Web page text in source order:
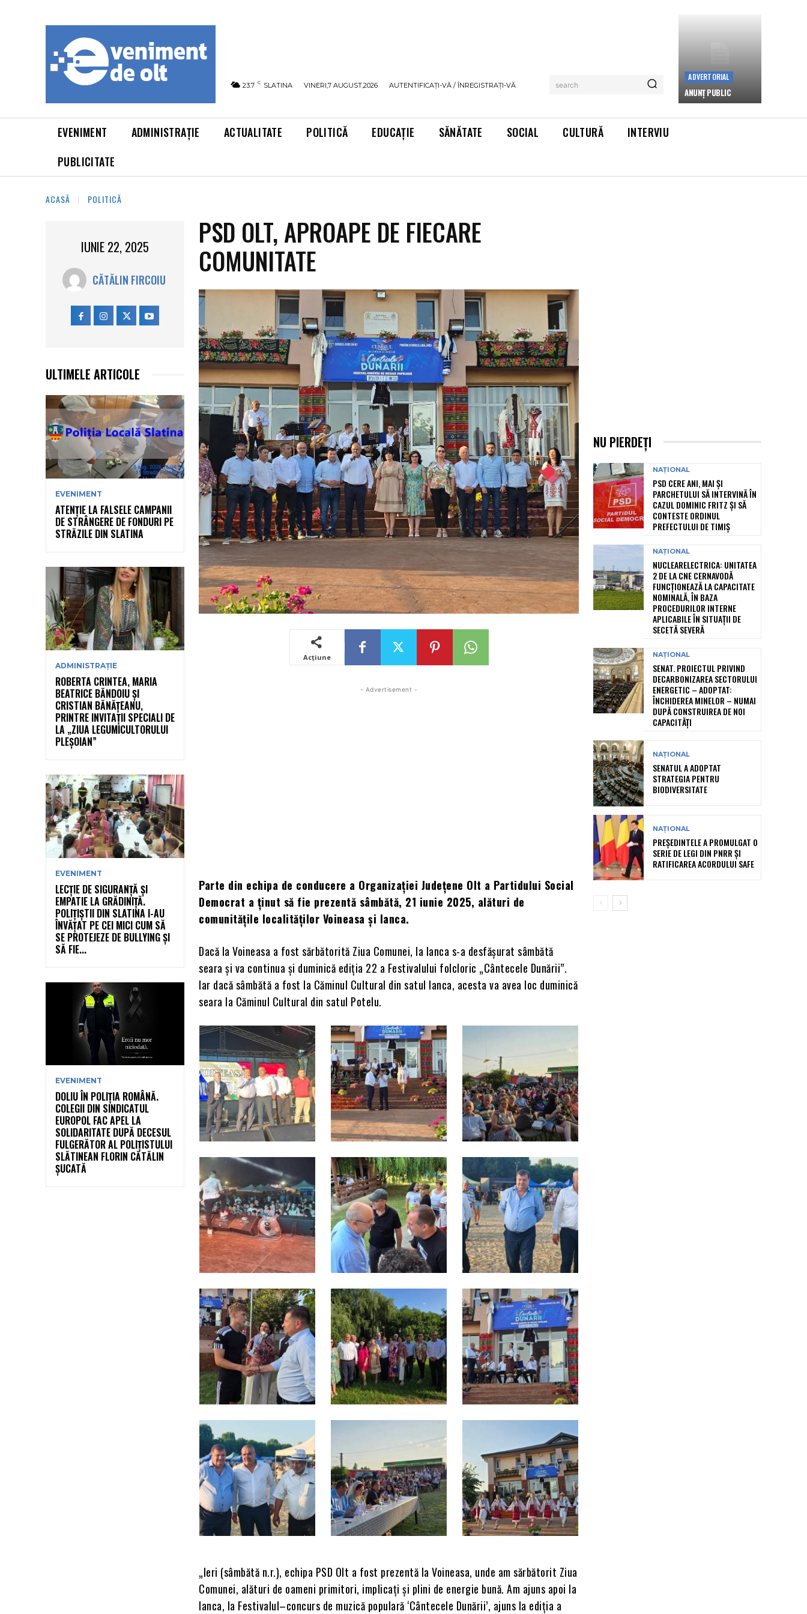
23.7 C SLATINA VINERI,7 AUGUST,2026 AUTENTIFICAȚI-VĂ / ÎNREGISTRAȚI-VĂ search
ADVERTORIAL
ANUNȚ PUBLIC
EVENIMENT ADMINISTRAȚIE ACTUALITATE POLITICĂ EDUCAȚIE SĂNĂTATE SOCIAL CULTURĂ
INTERVIU
PUBLICITATE
ACASĂ POLITICĂ
IUNIE 22, 2025
CĂTĂLIN FIRCOIU
ULTIMELE ARTICOLE
EVENIMENT
ATENȚIE LA FALSELE CAMPANII
DE STRÂNGERE DE FONDURI PE
STRĂZILE DIN SLATINA
ADMINISTRAȚIE
ROBERTA CRINTEA, MARIA
BEATRICE BĂNDOIU ȘI
CRISTIAN BĂNĂȚEANU,
PRINTRE INVITAȚII SPECIALI DE
LA „ZIUA LEGUMICULTORULUI
PLEȘOIAN”
EVENIMENT
LECȚIE DE SIGURANȚĂ ȘI
EMPATIE LA GRĂDINIȚĂ.
POLIȚIȘTII DIN SLATINA I-AU
ÎNVĂȚAT PE CEI MICI CUM SĂ
SE PROTEJEZE DE BULLYING ȘI
SĂ FIE...
EVENIMENT
DOLIU ÎN POLIȚIA ROMÂNĂ.
COLEGII DIN SINDICATUL
EUROPOL FAC APEL LA
SOLIDARITATE DUPĂ DECESUL
FULGERĂTOR AL POLIȚISTULUI
SLĂTINEAN FLORIN CĂTĂLIN
ȘUCATĂ
PSD OLT, APROAPE DE FIECARE
COMUNITATE
Acțiune
- Advertisement -
Parte din echipa de conducere a Organizației Județene Olt a Partidului Social
Democrat a ținut să fie prezentă sâmbătă, 21 iunie 2025, alături de
comunitățile localităților Voineasa și Ianca.
Dacă la Voineasa a fost sărbătorită Ziua Comunei, la Ianca s-a desfășurat sâmbătă
seara și va continua și duminică ediția 22 a Festivalului folcloric „Cântecele Dunării”.
Iar dacă sâmbătă a fost la Căminul Cultural din satul Ianca, acesta va avea loc duminică
seara la Căminul Cultural din satul Potelu.
„Ieri (sâmbătă n.r.), echipa PSD Olt a fost prezentă la Voineasa, unde am sărbătorit Ziua
Comunei, alături de oameni primitori, implicați și plini de energie bună. Am ajuns apoi la
Ianca, la Festivalul–concurs de muzică populară ‘Cântecele Dunării’, ajuns la ediția a
NU PIERDEȚI
NAȚIONAL
PSD CERE ANI, MAI ȘI
PARCHETULUI SĂ INTERVINĂ ÎN
CAZUL DOMINIC FRITZ ȘI SĂ
CONTESTE ORDINUL
PREFECTULUI DE TIMIȘ
NAȚIONAL
NUCLEARELECTRICA: UNITATEA
2 DE LA CNE CERNAVODĂ
FUNCȚIONEAZĂ LA CAPACITATE
NOMINALĂ, ÎN BAZA
PROCEDURILOR INTERNE
APLICABILE ÎN SITUAȚII DE
SECETĂ SEVERĂ
NAȚIONAL
SENAT. PROIECTUL PRIVIND
DECARBONIZAREA SECTORULUI
ENERGETIC – ADOPTAT:
ÎNCHIDEREA MINELOR – NUMAI
DUPĂ CONSTRUIREA DE NOI
CAPACITĂȚI
NAȚIONAL
SENATUL A ADOPTAT
STRATEGIA PENTRU
BIODIVERSITATE
NAȚIONAL
PREȘEDINTELE A PROMULGAT O
SERIE DE LEGI DIN PNRR ȘI
RATIFICAREA ACORDULUI SAFE